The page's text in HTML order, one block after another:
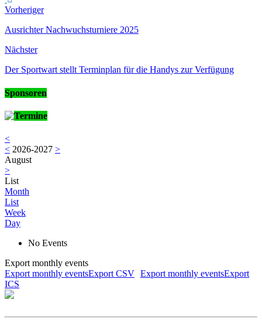
Vorheriger
Ausrichter Nachwuchsturniere 2025
Nächster
Der Sportwart stellt Terminplan für die Handys zur Verfügung
Sponsoren
Termine
<
< 2026-2027 >
August
>
List
Month
List
Week
Day
No Events
Export monthly events
Export monthly eventsExport CSV Export monthly eventsExport
ICS